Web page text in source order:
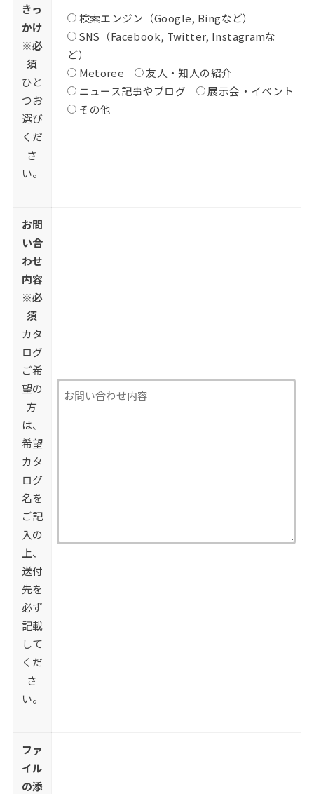
きっ
かけ
※必
須
ひと
つお
選び
くだ
さ
い。
検索エンジン（Google, Bingなど）
SNS（Facebook, Twitter, Instagramな
ど）
Metoree
友人・知人の紹介
ニュース記事やブログ
展示会・イベント
その他
お問
い合
わせ
内容
※必
須
カタ
ログ
ご希
望の
方
は、
希望
カタ
ログ
名を
ご記
入の
上、
送付
先を
必ず
記載
して
くだ
さ
い。
ファ
イル
の添